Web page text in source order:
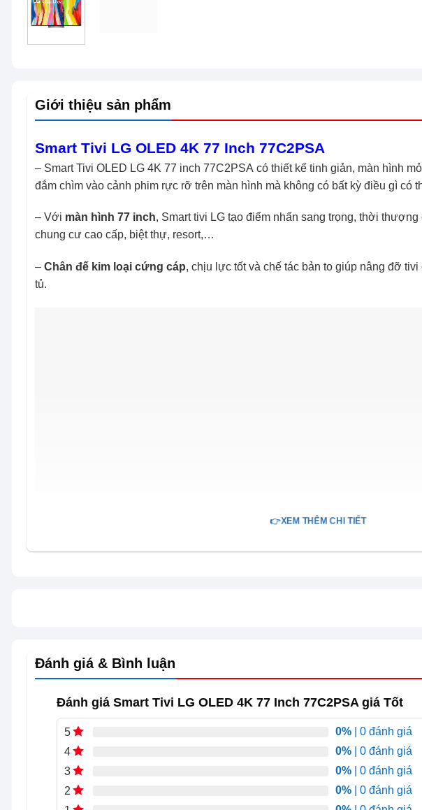
Giới thiệu sản phẩm
Smart Tivi LG OLED 4K 77 Inch 77C2PSA
– Smart Tivi OLED LG 4K 77 inch 77C2PSA có thiết kế tinh giản, màn hình
đắm chìm vào cảnh phim rực rỡ trên màn hình mà không có bất kỳ điều gì có
– Với màn hình 77 inch, Smart tivi LG tạo điểm nhấn sang trọng, thời
chung cư cao cấp, biệt thự, resort,…
– Chân đế kim loại cứng cáp, chịu lực tốt và chế tác bản to giúp nâng đỡ
tủ.
👉XEM THÊM CHI TIẾT
Đánh giá & Bình luận
Đánh giá Smart Tivi LG OLED 4K 77 Inch 77C2PSA giá Tốt
5 0%| 0 đánh giá
4
0%| 0 đánh giá
3
0%| 0 đánh giá
2
0%| 0 đánh giá